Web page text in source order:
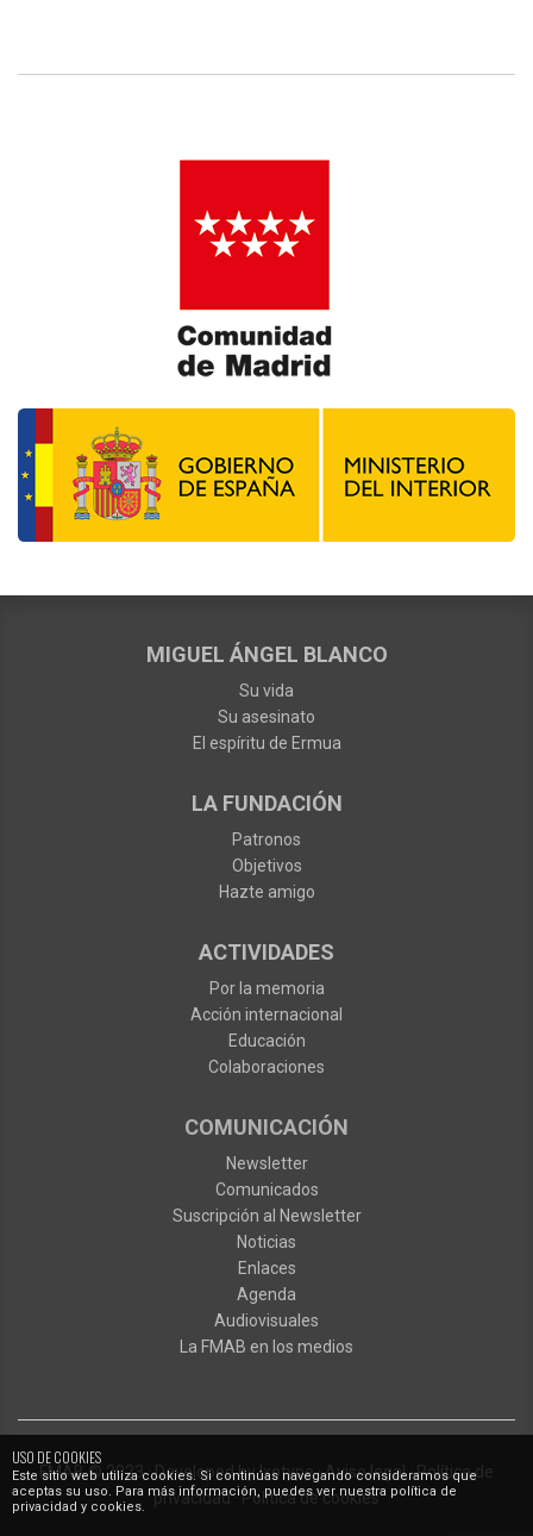
USO DE COOKIES
Este sitio web utiliza cookies. Si continúas navegando consideramos que
aceptas su uso. Para más información, puedes ver nuestra política de
privacidad y cookies.
MIGUEL ÁNGEL BLANCO
Su vida
Su asesinato
El espíritu de Ermua
LA FUNDACIÓN
Patronos
Objetivos
Hazte amigo
ACTIVIDADES
Por la memoria
Acción internacional
Educación
Colaboraciones
COMUNICACIÓN
Newsletter
Comunicados
Suscripción al Newsletter
Noticias
Enlaces
Agenda
Audiovisuales
La FMAB en los medios
FMAB© 2023·Developed byIxotype·Aviso legal·Política de
privacidad·Política de cookies